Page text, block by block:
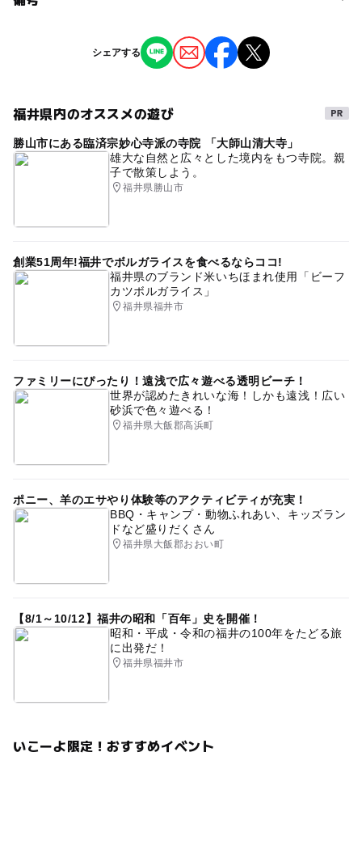
旅行企画実施：大野観光自動車株式会社（はぴバス）
※掲載の情報は天候や主催者側の都合などにより変更にな
ることがあります。
シェアする
福井県内のオススメの遊び
勝山市にある臨済宗妙心寺派の寺院 「大師山清大寺」
雄大な自然と広々とした境内をもつ寺院。親
子で散策しよう。
福井県勝山市
創業51周年!福井でボルガライスを食べるならココ!
福井県のブランド米いちほまれ使用「ビーフ
カツボルガライス」
福井県福井市
ファミリーにぴったり！遠浅で広々遊べる透明ビーチ！
世界が認めたきれいな海！しかも遠浅！広い
砂浜で色々遊べる！
福井県大飯郡高浜町
ポニー、羊のエサやり体験等のアクティビティが充実！
BBQ・キャンプ・動物ふれあい、キッズラン
ドなど盛りだくさん
福井県大飯郡おおい町
【8/1～10/12】福井の昭和「百年」史を開催！
昭和・平成・令和の福井の100年をたどる旅
に出発だ！
福井県福井市
いこーよ限定！おすすめイベント